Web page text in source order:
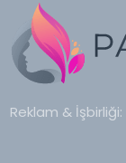
Reklam & İşbirliği: